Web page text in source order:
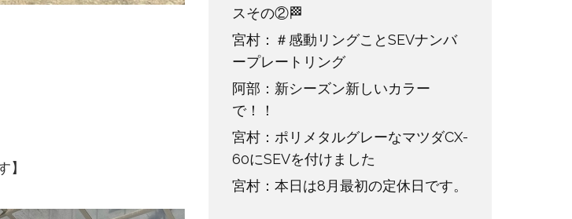
】
スその②🏁
宮村：＃感動リングことSEVナンバ
ープレートリング
阿部：新シーズン新しいカラー
で！！
宮村：ポリメタルグレーなマツダCX-
60にSEVを付けました
宮村：本日は8月最初の定休日です。